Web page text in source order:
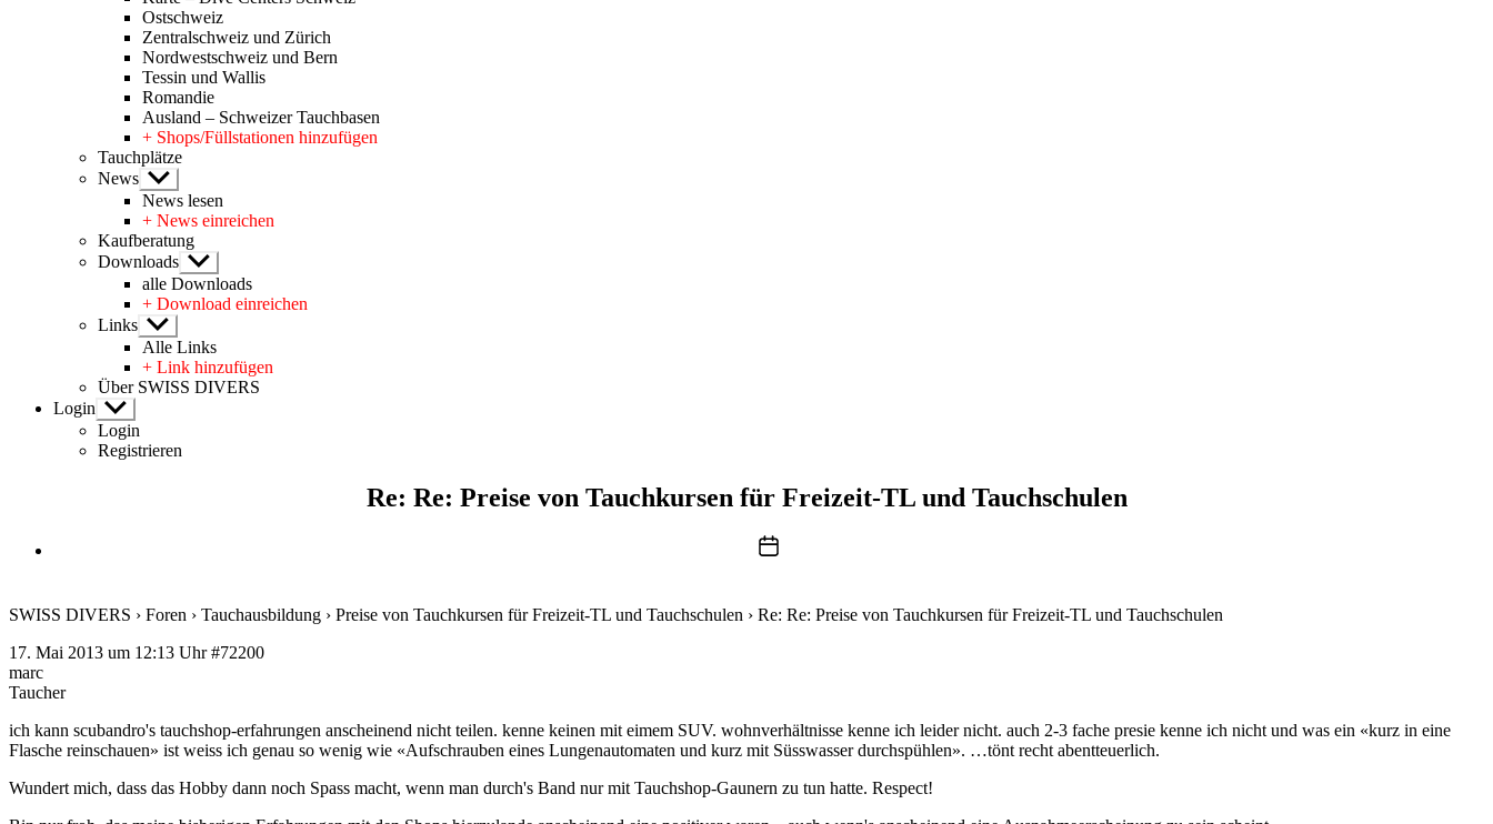
Ostschweiz
Zentralschweiz und Zürich
Nordwestschweiz und Bern
Tessin und Wallis
Romandie
Ausland – Schweizer Tauchbasen
+ Shops/Füllstationen hinzufügen
Tauchplätze
News Untermenü
anzeigen
News lesen
+ News einreichen
Kaufberatung
Downloads Untermenü
anzeigen
alle Downloads
+ Download einreichen
Links Untermenü
anzeigen
Alle Links
+ Link hinzufügen
Über SWISS DIVERS
Login Untermenü
anzeigen
Login
Registrieren
Re: Re: Preise von Tauchkursen für Freizeit-TL und Tauchschulen
Beitragsdatum
SWISS DIVERS › Foren › Tauchausbildung › Preise von Tauchkursen für Freizeit-TL und Tauchschulen › Re: Re: Preise von Tauchkursen für Freizeit-TL und Tauchschulen
17. Mai 2013 um 12:13 Uhr #72200
marc
Taucher
ich kann scubandro's tauchshop-erfahrungen anscheinend nicht teilen. kenne keinen mit eimem SUV. wohnverhältnisse kenne ich leider nicht. auch 2-3 fache presie kenne ich nicht und was ein «kurz in eine
Flasche reinschauen» ist weiss ich genau so wenig wie «Aufschrauben eines Lungenautomaten und kurz mit Süsswasser durchspühlen». …tönt recht abentteuerlich.
Wundert mich, dass das Hobby dann noch Spass macht, wenn man durch's Band nur mit Tauchshop-Gaunern zu tun hatte. Respect!